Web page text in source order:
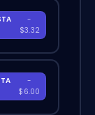
-
$3.32
-
$6.00